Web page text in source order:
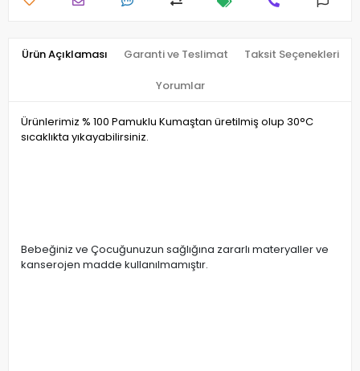
Ürün Açıklaması Garanti ve Teslimat Taksit Seçenekleri
Yorumlar
Ürünlerimiz % 100 Pamuklu Kumaştan üretilmiş olup 30°C
sıcaklıkta yıkayabilirsiniz.
Bebeğiniz ve Çocuğunuzun sağlığına zararlı materyaller ve
kanserojen madde kullanılmamıştır.